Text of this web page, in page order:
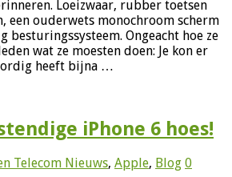
Loeizwaar, rubber toetsen
een ouderwets monochroom scherm
besturingssysteem. Ongeacht hoe ze
wat ze moesten doen: Je kon er
heeft bijna …
iPhone 6 hoes!
Telecom Nieuws, Apple, Blog 0